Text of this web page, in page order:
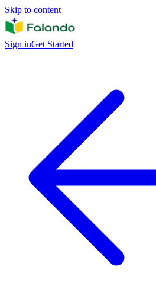
Skip to content
Sign inGet Started